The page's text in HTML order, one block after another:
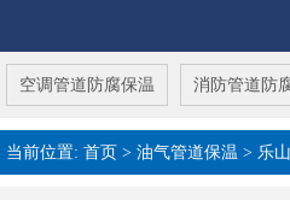
空调管道防腐保温 消防管道防
当前位置: 首页 > 油气管道保温 > 乐